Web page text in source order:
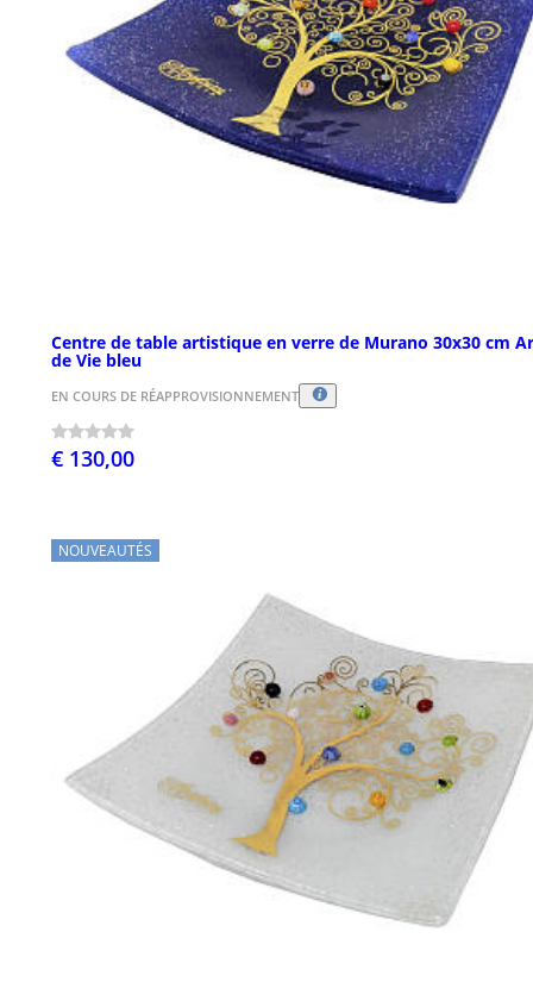
Centre de table artistique en verre de Murano 30x30 cm
de Vie bleu
EN COURS DE RÉAPPROVISIONNEMENT
€ 130,00
NOUVEAUTÉS